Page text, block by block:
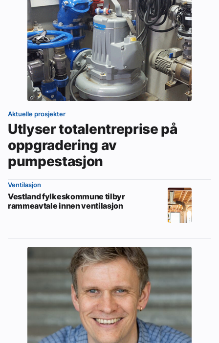
Aktuelle prosjekter
Utlyser totalentreprise på
oppgradering av
pumpestasjon
Ventilasjon
Vestland fylkeskommune tilbyr
rammeavtale innen ventilasjon